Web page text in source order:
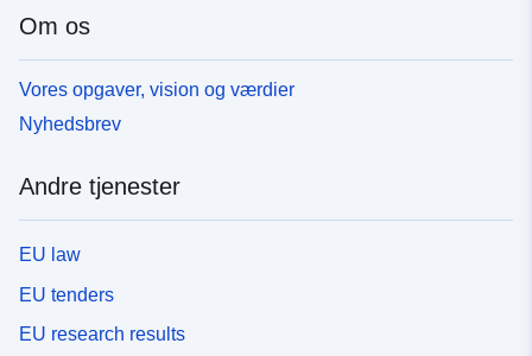
Om os
Vores opgaver, vision og værdier
Nyhedsbrev
Andre tjenester
EU law
EU tenders
EU research results